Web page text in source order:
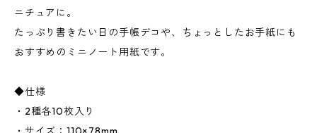
ニチュアに。
たっぷり書きたい日の手帳デコや、ちょっとしたお手紙にも
おすすめのミニノート用紙です。
◆仕様
・2種各10枚入り